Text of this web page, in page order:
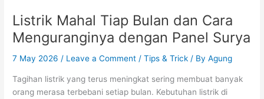
Listrik Mahal Tiap Bulan dan Cara
Menguranginya dengan Panel Surya
7 May 2026/ Leave a Comment /Tips & Trick / ByAgung
Tagihan listrik yang terus meningkat sering membuat banyak
orang merasa terbebani setiap bulan. Kebutuhan listrik di